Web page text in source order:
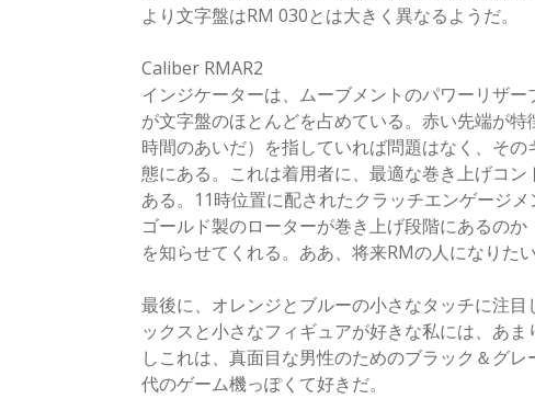
より文字盤はRM 030とは大きく異なるようだ。
Caliber RMAR2
インジケーターは、ムーブメントのパワーリザ
が文字盤のほとんどを占めている。赤い先端が
時間のあいだ）を指していれば問題はなく、そ
態にある。これは着用者に、最適な巻き上げコ
ある。11時位置に配されたクラッチエンゲージ
ゴールド製のローターが巻き上げ段階にあるの
を知らせてくれる。ああ、将来RMの人になりたい
最後に、オレンジとブルーの小さなタッチに注
ックスと小さなフィギュアが好きな私には、あ
しこれは、真面目な男性のためのブラック＆グ
代のゲーム機っぽくて好きだ。